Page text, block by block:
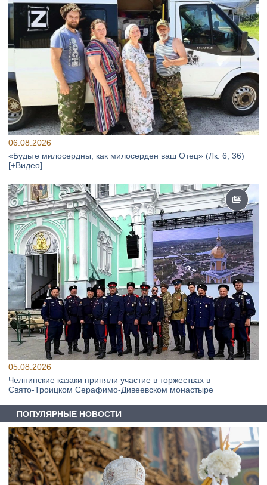
06.08.2026
«Будьте милосердны, как милосерден ваш Отец» (Лк. 6, 36)
[+Видео]
05.08.2026
Челнинские казаки приняли участие в торжествах в
Свято‑Троицком Серафимо‑Дивеевском монастыре
ПОПУЛЯРНЫЕ НОВОСТИ